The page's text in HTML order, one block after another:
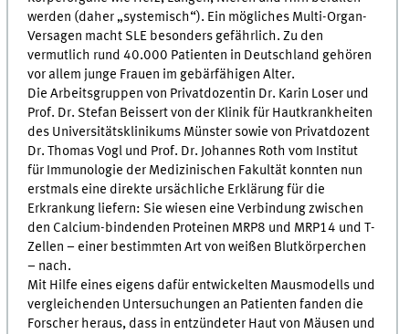
werden (daher „systemisch“). Ein mögliches Multi-Organ-
Versagen macht SLE besonders gefährlich. Zu den
vermutlich rund 40.000 Patienten in Deutschland gehören
vor allem junge Frauen im gebärfähigen Alter.
Die Arbeitsgruppen von Privatdozentin Dr. Karin Loser und
Prof. Dr. Stefan Beissert von der Klinik für Hautkrankheiten
des Universitätsklinikums Münster sowie von Privatdozent
Dr. Thomas Vogl und Prof. Dr. Johannes Roth vom Institut
für Immunologie der Medizinischen Fakultät konnten nun
erstmals eine direkte ursächliche Erklärung für die
Erkrankung liefern: Sie wiesen eine Verbindung zwischen
den Calcium-bindenden Proteinen MRP8 und MRP14 und T-
Zellen – einer bestimmten Art von weißen Blutkörperchen
– nach.
Mit Hilfe eines eigens dafür entwickelten Mausmodells und
vergleichenden Untersuchungen an Patienten fanden die
Forscher heraus, dass in entzündeter Haut von Mäusen und